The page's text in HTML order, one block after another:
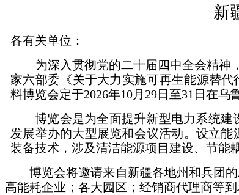
新
各有关单位：
为深入贯彻党的二十届四中全会精神
家六部委《关于大力实施可再生能源替
料博览会定于2026年10月29日至31日在乌
博览会是为全面提升新型电力系统建
发展举办的大型展览和会议活动。设立能
装备技术，涉及清洁能源项目建设、节能
博览会将邀请来自新疆各地州和兵团
高能耗企业；各大园区；经销商代理商等